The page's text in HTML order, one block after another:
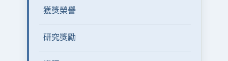
獲獎榮譽
研究獎勵